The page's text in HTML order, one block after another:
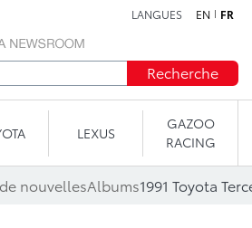
LANGUES EN FR
Recherche
LEXUS
GAZOO
RACING
nouvellesAlbums1991 Toyota